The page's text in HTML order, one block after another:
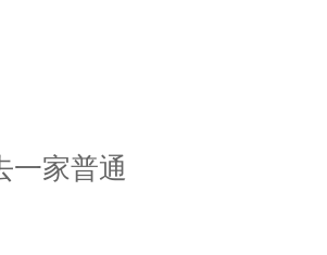
一家普通